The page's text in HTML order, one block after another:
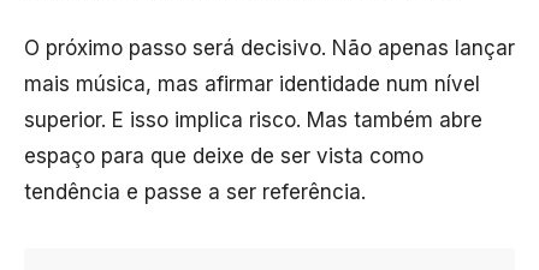
O próximo passo será decisivo. Não apenas lançar
mais música, mas afirmar identidade num nível
superior. E isso implica risco. Mas também abre
espaço para que deixe de ser vista como
tendência e passe a ser referência.